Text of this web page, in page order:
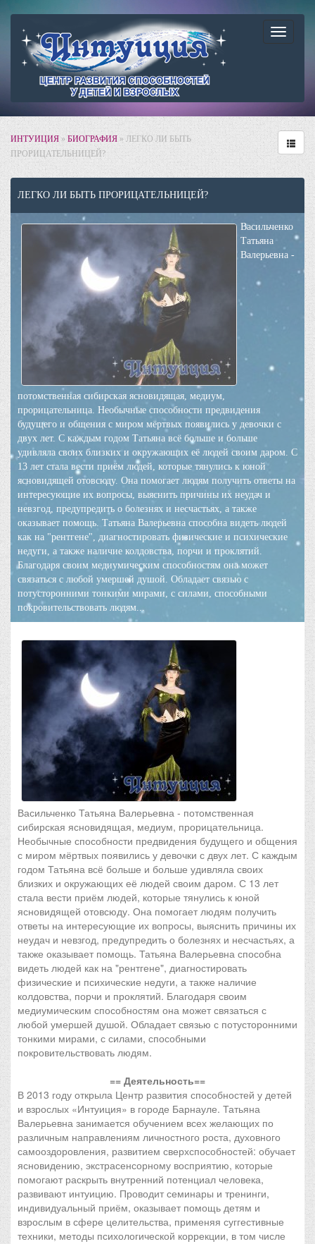
ИНТУИЦИЯ»БИОГРАФИЯ» ЛЕГКО ЛИ БЫТЬ
ПРОРИЦАТЕЛЬНИЦЕЙ?
ЛЕГКО ЛИ БЫТЬ ПРОРИЦАТЕЛЬНИЦЕЙ?
Васильченко
Татьяна
Валерьевна -
потомственная сибирская ясновидящая, медиум,
прорицательница. Необычные способности предвидения
будущего и общения с миром мёртвых появились у девочки с
двух лет. С каждым годом Татьяна всё больше и больше
удивляла своих близких и окружающих её людей своим даром. С
13 лет стала вести приём людей, которые тянулись к юной
ясновидящей отовсюду. Она помогает людям получить ответы на
интересующие их вопросы, выяснить причины их неудач и
невзгод, предупредить о болезнях и несчастьях, а также
оказывает помощь. Татьяна Валерьевна способна видеть людей
как на "рентгене", диагностировать физические и психические
недуги, а также наличие колдовства, порчи и проклятий.
Благодаря своим медиумическим способностям она может
связаться с любой умершей душой. Обладает связью с
потусторонними тонкими мирами, с силами, способными
покровительствовать людям...
Васильченко Татьяна Валерьевна - потомственная
сибирская ясновидящая, медиум, прорицательница.
Необычные способности предвидения будущего и общения
с миром мёртвых появились у девочки с двух лет. С каждым
годом Татьяна всё больше и больше удивляла своих
близких и окружающих её людей своим даром. С 13 лет
стала вести приём людей, которые тянулись к юной
ясновидящей отовсюду. Она помогает людям получить
ответы на интересующие их вопросы, выяснить причины их
неудач и невзгод, предупредить о болезнях и несчастьях, а
также оказывает помощь. Татьяна Валерьевна способна
видеть людей как на "рентгене", диагностировать
физические и психические недуги, а также наличие
колдовства, порчи и проклятий. Благодаря своим
медиумическим способностям она может связаться с
любой умершей душой. Обладает связью с потусторонними
тонкими мирами, с силами, способными
покровительствовать людям.
== Деятельность==
В 2013 году открыла Центр развития способностей у детей
и взрослых «Интуиция» в городе Барнауле. Татьяна
Валерьевна занимается обучением всех желающих по
различным направлениям личностного роста, духовного
самооздоровления, развитием сверхспособностей: обучает
ясновидению, экстрасенсорному восприятию, которые
помогают раскрыть внутренний потенциал человека,
развивают интуицию. Проводит семинары и тренинги,
индивидуальный приём, оказывает помощь детям и
взрослым в сфере целительства, применяя суггестивные
техники, методы психологической коррекции, в том числе